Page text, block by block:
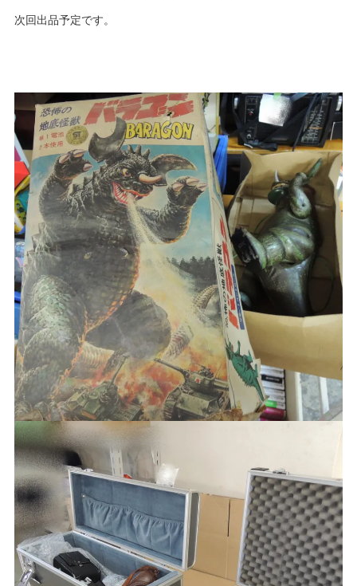
次回出品予定です。